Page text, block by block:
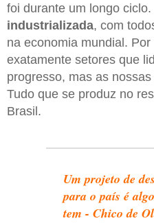
foi durante um longo
industrializada, com
na economia mundial.
exatamente setores que
progresso, mas as
Tudo que se produz no
Brasil.
Um projeto de
para o país é
tem - Chico de